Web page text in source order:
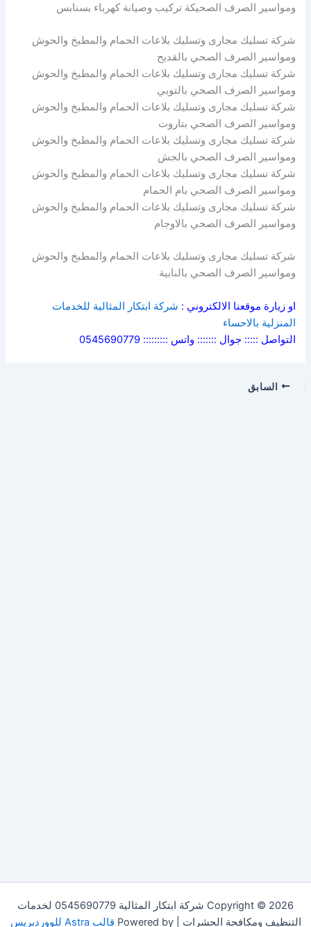
ومواسير الصرف الصحيكة تركيب وصيانة كهرباء بسنابس
شركة تسليك مجارى وتسليك بلاعات الحمام والمطبخ والحوش
ومواسير الصرف الصحي بالقديح
شركة تسليك مجارى وتسليك بلاعات الحمام والمطبخ والحوش
ومواسير الصرف الصحي بالتوبي
شركة تسليك مجارى وتسليك بلاعات الحمام والمطبخ والحوش
ومواسير الصرف الصحي بتاروت
شركة تسليك مجارى وتسليك بلاعات الحمام والمطبخ والحوش
ومواسير الصرف الصحي بالجش
شركة تسليك مجارى وتسليك بلاعات الحمام والمطبخ والحوش
ومواسير الصرف الصحي بام الحمام
شركة تسليك مجارى وتسليك بلاعات الحمام والمطبخ والحوش
ومواسير الصرف الصحي بالاوجام
شركة تسليك مجارى وتسليك بلاعات الحمام والمطبخ والحوش
ومواسير الصرف الصحي بالنابية
او زيارة موقعنا الالكتروني : شركة ابتكار المثالية للخدمات
المنزلية بالاحساء
التواصل ::::: جوال ::::::: واتس ::::::::: 0545690779
السابق
Copyright © 2026 شركة ابتكار المثالية 0545690779 لخدمات
التنظيف ومكافحة الحشرات | Powered by
قالب Astra للووردبريس